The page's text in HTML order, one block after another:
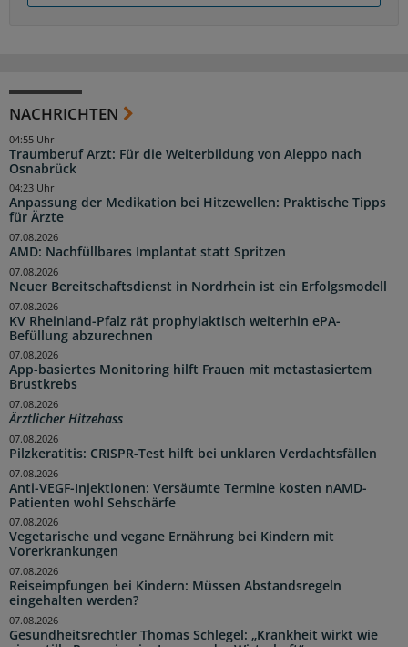
NACHRICHTEN
Traumberuf Arzt: Für die Weiterbildung von Aleppo nach
Osnabrück
04:55 Uhr
Anpassung der Medikation bei Hitzewellen: Praktische Tipps
für Ärzte
04:23 Uhr
AMD: Nachfüllbares Implantat statt Spritzen
07.08.2026
Neuer Bereitschaftsdienst in Nordrhein ist ein Erfolgsmodell
07.08.2026
KV Rheinland-Pfalz rät prophylaktisch weiterhin ePA-
Befüllung abzurechnen
07.08.2026
App-basiertes Monitoring hilft Frauen mit metastasiertem
Brustkrebs
07.08.2026
Ärztlicher Hitzehass
07.08.2026
Pilzkeratitis: CRISPR-Test hilft bei unklaren Verdachtsfällen
07.08.2026
Anti-VEGF-Injektionen: Versäumte Termine kosten nAMD-
Patienten wohl Sehschärfe
07.08.2026
Vegetarische und vegane Ernährung bei Kindern mit
Vorerkrankungen
07.08.2026
Reiseimpfungen bei Kindern: Müssen Abstandsregeln
eingehalten werden?
07.08.2026
Gesundheitsrechtler Thomas Schlegel: „Krankheit wirkt wie
07.08.2026